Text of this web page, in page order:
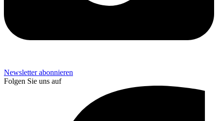
Newsletter abonnieren
Folgen Sie uns auf